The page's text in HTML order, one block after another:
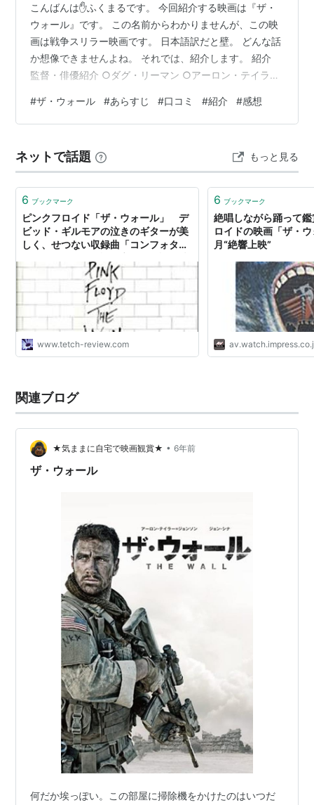
う。マシューズはその場に崩れ落ち、アイザック
は瓦礫の壁の背後に命からがら逃げこむ。脚を撃
たれ身動きが取れなくなったアイザックは助けを
呼ぼうと無線を手にするが、そこから聞こえてき
スナイパー＜ジューバ＞の声だった。止まらない
き…。圧倒的不利な状況で始まった最恐のスナイ
パーとの頭脳戦（ゲーム）に、己の能力フル回転
で挑む！はたしてそこに生きて帰る術はあるの
か？！
（公式サイトより）
実在したと言われる狙撃手ジューバをモチーフにしたア
クション・スリラー映画。
こんばんは✋ふくまるです。 今回紹介する映画は『ザ・
ウォール』です。 この名前からわかりませんが、この映
画は戦争スリラー映画です。 日本語訳だと壁。 どんな話
か想像できませんよね。 それでは、紹介します。 紹介
監督・俳優紹介 ○ダグ・リーマン ○アーロン・テイラー
ュバ 口コミ ○面白い ○面白くない 感想 紹介 公開日 ２
０１７年５月１２日(アメリカ合衆国) ジャンル 戦争・ス
アーロン・テイラー=ジョンソン(アイザック役) 監督・俳
優紹介 ○ダグ・リーマン 生年月日 １９６５年…
#ザ・ウォール #あらすじ #口コミ #紹介 #感想
ネットで話題 もっと見る
6 ブックマーク
ピンクフロイド「ザ・ウォール」 デ
ビッド・ギルモアの泣きのギターが美
しく、せつない収録曲「コンフォタブ
わい深い （おすすめ名曲名盤） - て
っちレビュー
www.tetch-review.com
6 ブックマーク
絶唱しながら踊って
ロイドの映画「ザ・
月“絶響上映”
関連ブログ
★気ままに自宅で映画観賞★ • 6年前
ザ・ウォール
何だか埃っぽい。この部屋に掃除機をかけたのはいつだ